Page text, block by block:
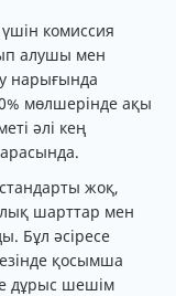
комиссия
алушы мен
нарығында
мөлшерінде ақы
әлі кең
жоқ,
шарттар мен
Бұл әсіресе
қосымша
дұрыс шешім